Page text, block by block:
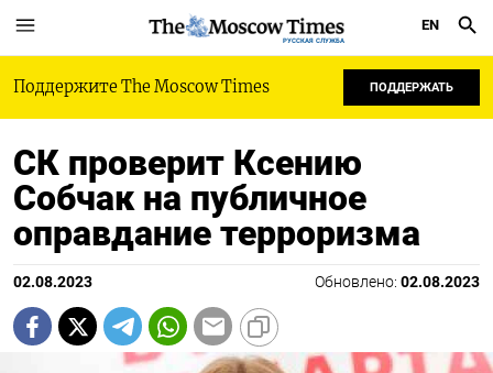
РУССКАЯ СЛУЖБА
EN
Поддержите The Moscow Times ПОДДЕРЖАТЬ
СК проверит Ксению
Собчак на публичное
оправдание терроризма
02.08.2023 Обновлено: 02.08.2023